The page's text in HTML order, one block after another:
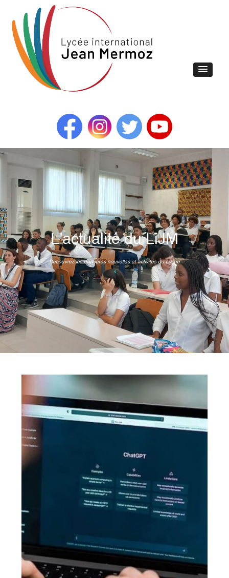
L'actualité du LiJM
Découvrez les dernières nouvelles et activités du Lycée